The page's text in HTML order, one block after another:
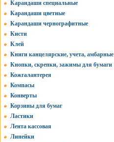
Карандаши специальные
Карандаши цветные
Карандаши чернографитные
Кисти
Клей
Книги канцелярские, учета, амбарные
Кнопки, скрепки, зажимы для бумаги
Кожгалантерея
Компасы
Конверты
Корзины для бумаг
Ластики
Лента кассовая
Линейки